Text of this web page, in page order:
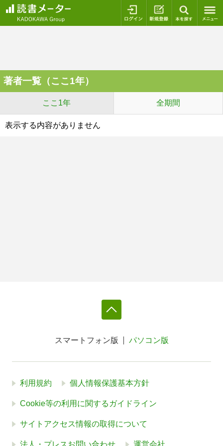
ログイン 新規登録
著者一覧（ここ1年）
ここ1年 全期間
表示する内容がありません
スマートフォン版 パソコン版
利用規約 個人情報保護基本方針
Cookie等の利用に関するガイドライン
サイトアクセス情報の取得について
法人・プレスお問い合わせ 運営会社